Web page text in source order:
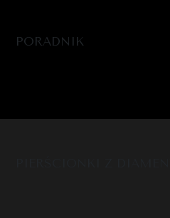
PORADNIK